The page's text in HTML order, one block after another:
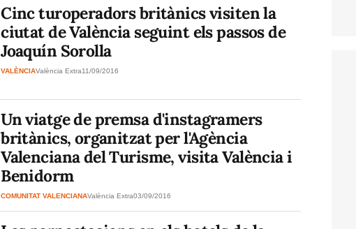
Cinc turoperadors britànics visiten la
ciutat de València seguint els passos de
Joaquín Sorolla
VALÈNCIAValència Extra11/09/2016
Un viatge de premsa d'instagramers
britànics, organitzat per l'Agència
Valenciana del Turisme, visita València i
Benidorm
COMUNITAT VALENCIANAValència Extra03/09/2016